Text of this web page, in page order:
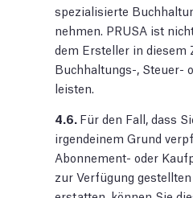
spezialisierte
nehmen. PRUSA ist
dem Ersteller in diesem
Buchhaltungs-, Steuer-
leisten.
4.6. Für den Fall, dass
irgendeinem Grund
Abonnement- oder
zur Verfügung